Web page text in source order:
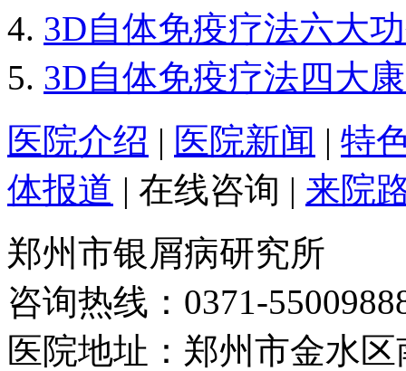
3D自体免疫疗法六大
3D自体免疫疗法四大
医院介绍 | 医院新闻 | 特
体报道 | 在线咨询 | 来院
郑州市银屑病研究所
咨询热线：0371-
医院地址：郑州市金水